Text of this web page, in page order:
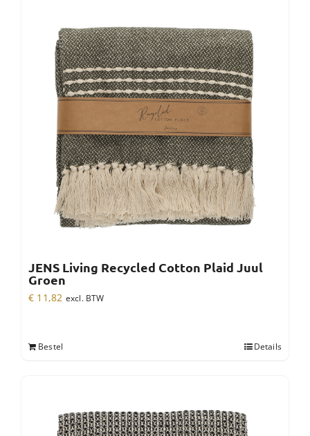
JENS Living Recycled Cotton Plaid Juul
Groen
€ 11,82 excl. BTW
Bestel Details